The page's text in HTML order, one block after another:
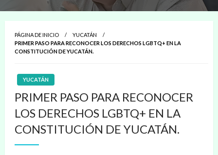
PÁGINA DE INICIO
YUCATÁN
PRIMER PASO PARA RECONOCER LOS DERECHOS LGBTQ+ EN LA
CONSTITUCIÓN DE YUCATÁN.
YUCATÁN
PRIMER PASO PARA RECONOCER
LOS DERECHOS LGBTQ+ EN LA
CONSTITUCIÓN DE YUCATÁN.